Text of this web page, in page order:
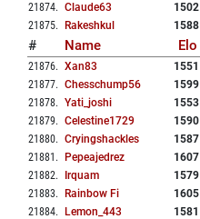
21874. Claude63 1502
21875. Rakeshkul 1588
# Name Elo
21876. Xan83 1551
21877. Chesschump56 1599
21878. Yati_joshi 1553
21879. Celestine1729 1590
21880. Cryingshackles 1587
21881 . Pepeajedrez 1607
21882. Irquam 1579
21883. Rainbow Fi 1605
21884. Lemon_443 1581